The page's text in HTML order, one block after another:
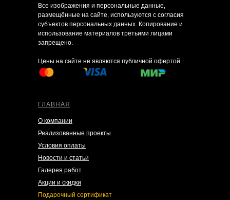
ГЛАВНАЯ
О компании
Реализованные проекты
Условия оплаты
Новости и статьи
Галерея работ
Акции и скидки
Подарочный сертификат
Все изображения и персональные данные,
размещённые на сайте, используются с согласия
субъектов персональных данных. Копирование и
использование материалов третьими лицами
запрещено.
Цены на сайте не являются публичной офертой